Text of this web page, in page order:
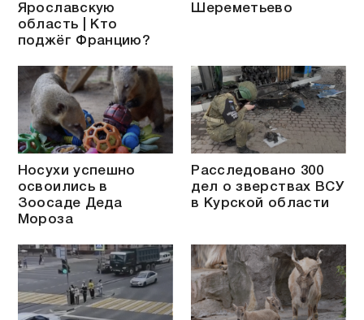
Ярославскую
область | Кто
поджёг Францию?
Шереметьево
Носухи успешно
освоились в
Зоосаде Деда
Мороза
Расследовано 300
дел о зверствах ВСУ
в Курской области